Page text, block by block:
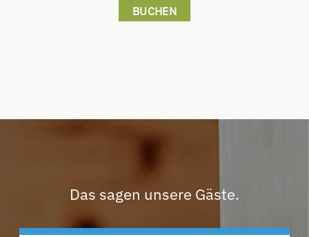
BUCHEN
Das sagen unsere Gäste.